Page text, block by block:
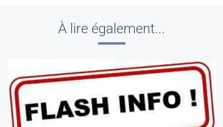
À lire également...